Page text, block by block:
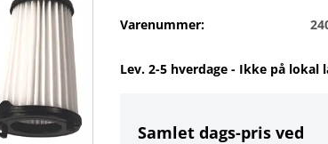
Varenummer:
Lev. 2-5 hverdage - Ikke på lokal
Samlet dags-pris ved